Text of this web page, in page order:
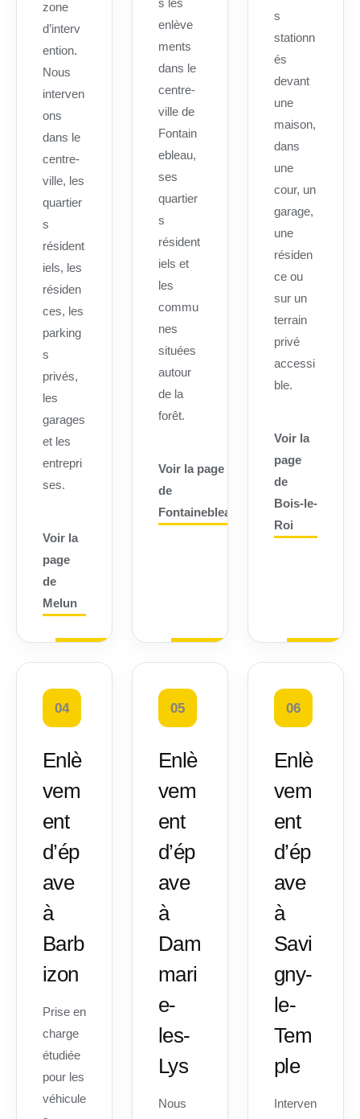
zone
d’interv
ention.
Nous
interven
ons
dans le
centre-
ville, les
quartier
s
résident
iels, les
résiden
ces, les
parking
s
privés,
les
garages
et les
entrepri
ses.
Voir la
page
de
Melun
s les
enlève
ments
dans le
centre-
ville de
Fontain
ebleau,
ses
quartier
s
résident
iels et
les
commu
nes
situées
autour
de la
forêt.
Voir la page
de
Fontainebleau
s
stationn
és
devant
une
maison,
dans
une
cour, un
garage,
une
résiden
ce ou
sur un
terrain
privé
accessi
ble.
Voir la
page
de
Bois-le-
Roi
04
Enlè
vem
ent
d’ép
ave
à
Barb
izon
Prise en
charge
étudiée
pour les
véhicule
05
Enlè
vem
ent
d’ép
ave
à
Dam
mari
e-
les-
Lys
Nous
06
Enlè
vem
ent
d’ép
ave
à
Savi
gny-
le-
Tem
ple
Interven